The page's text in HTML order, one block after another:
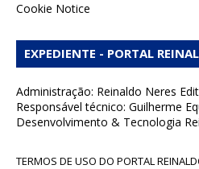
Cookie Notice
EXPEDIENTE - PORTAL
Administração: Reinaldo Neres
Responsável técnico: Guilherme
Desenvolvimento & Tecnologia
TERMOS DE USO DO PORTAL